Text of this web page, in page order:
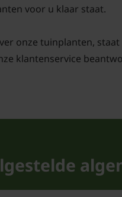
voor u klaar staat.
onze tuinplanten,
klantenservice